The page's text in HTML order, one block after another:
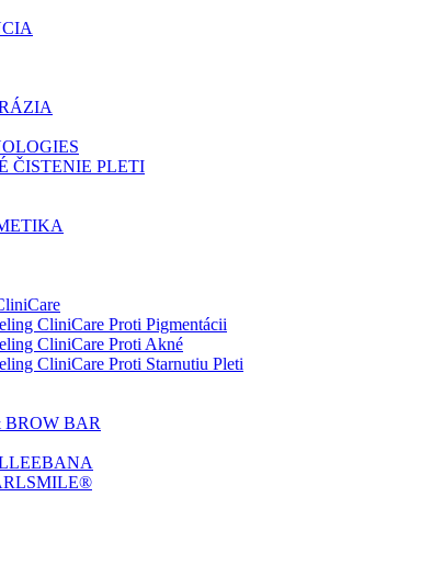
ČISTENIE PLETI
CliniCare Proti Pigmentácii
CliniCare Proti Akné
CliniCare Proti Starnutiu Pleti
BAR